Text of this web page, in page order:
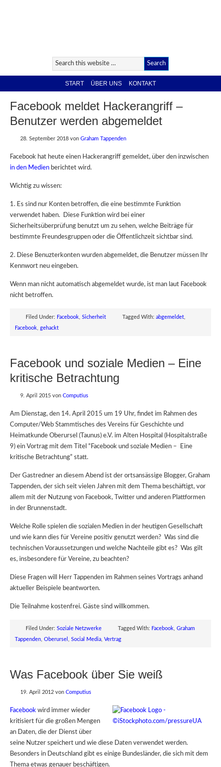
START ÜBER UNS KONTAKT
Facebook meldet Hackerangriff –
Benutzer werden abgemeldet
28. September 2018 von Graham Tappenden
Facebook hat heute einen Hackerangriff gemeldet, über den inzwischen
in den Medien berichtet wird.
Wichtig zu wissen:
1. Es sind nur Konten betroffen, die eine bestimmte Funktion
verwendet haben. Diese Funktion wird bei einer
Sicherheitsüberprüfung benutzt um zu sehen, welche Beiträge für
bestimmte Freundesgruppen oder die Öffentlichzeit sichtbar sind.
2. Diese Benuzterkonten wurden abgemeldet, die Benutzer müssen Ihr
Kennwort neu eingeben.
Wenn man nicht automatisch abgemeldet wurde, ist man laut Facebook
nicht betroffen.
Filed Under: Facebook Sicherheit Tagged With: abgemeldet
Facebook
gehackt
Facebook und soziale Medien – Eine
kritische Betrachtung
9. April 2015 von Computius
Am Dienstag, den 14. April 2015 um 19 Uhr, findet im Rahmen des
Computer/Web Stammtisches des Vereins für Geschichte und
Heimatkunde Oberursel (Taunus) e.V. im Alten Hospital (Hospitalstraße
9) ein Vortrag mit dem Titel “Facebook und soziale Medien – Eine
kritische Betrachtung” statt.
Der Gastredner an diesem Abend ist der ortsansässige Blogger, Graham
Tappenden, der sich seit vielen Jahren mit dem Thema beschäftigt, vor
allem mit der Nutzung von Facebook, Twitter und anderen Plattformen
in der Brunnenstadt.
Welche Rolle spielen die sozialen Medien in der heutigen Gesellschaft
und wie kann dies für Vereine positiv genutzt werden? Was sind die
technischen Voraussetzungen und welche Nachteile gibt es? Was gilt
es, insbesondere für Vereine, zu beachten?
Diese Fragen will Herr Tappenden im Rahmen seines Vortrags anhand
aktueller Beispiele beantworten.
Die Teilnahme kostenfrei. Gäste sind willkommen.
Filed Under: Soziale Netzwerke Tagged With: Facebook
Graham
Tappenden Oberursel Social Media Vertrag
Was Facebook über Sie weiß
19. April 2012 von Computius
Facebook wird immer wieder
kritisiert für die großen Mengen
an Daten, die der Dienst über
seine Nutzer speichert und wie diese Daten verwendet werden.
Besonders in Deutschland gibt es einige Bundesländer, die sich mit dem
Thema etwas genauer beschäftigen.